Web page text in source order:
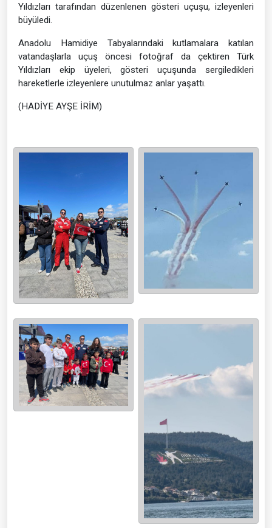
Yıldızları tarafından düzenlenen gösteri uçuşu, izleyenleri
büyüledi.
Anadolu Hamidiye Tabyalarındaki kutlamalara katılan
vatandaşlarla uçuş öncesi fotoğraf da çektiren Türk
Yıldızları ekip üyeleri, gösteri uçuşunda sergiledikleri
hareketlerle izleyenlere unutulmaz anlar yaşattı.
(HADİYE AYŞE İRİM)